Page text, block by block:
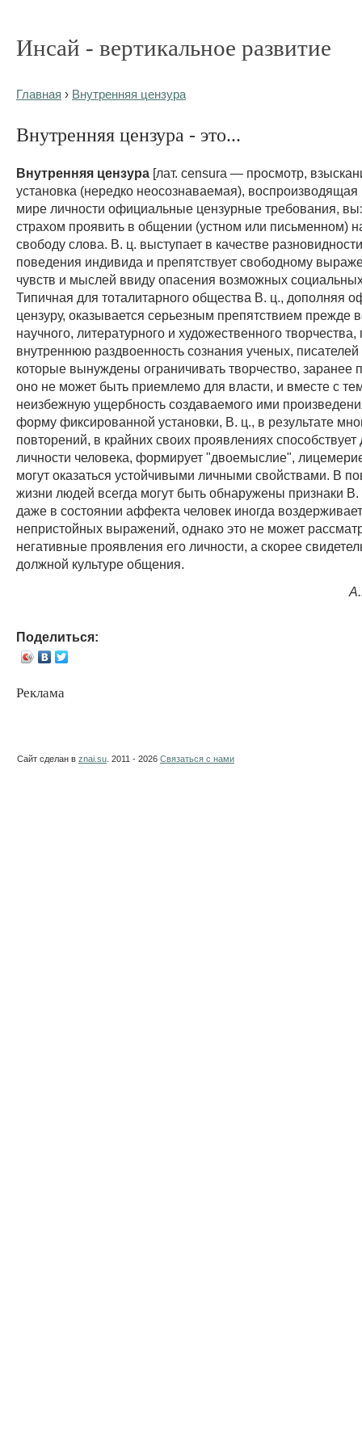
Инсай - вертикальное развитие
Главная › Внутренняя цензура
Внутренняя цензура - это...
Внутренняя цензура [лат. censura — просмотр,
установка (нередко неосознаваемая),
мире личности официальные цензурные требования,
страхом проявить в общении (устном или письменном)
свободу слова. В. ц. выступает в качестве
поведения индивида и препятствует свободному
чувств и мыслей ввиду опасения возможных
Типичная для тоталитарного общества В. ц., дополняя
цензуру, оказывается серьезным препятствием прежде
научного, литературного и художественного
внутреннюю раздвоенность сознания ученых,
которые вынуждены ограничивать творчество, заранее
оно не может быть приемлемо для власти, и вместе с
неизбежную ущербность создаваемого ими
форму фиксированной установки, В. ц., в результате
повторений, в крайних своих проявлениях способствует
личности человека, формирует "двоемыслие",
могут оказаться устойчивыми личными свойствами. В
жизни людей всегда могут быть обнаружены признаки В.
даже в состоянии аффекта человек иногда
непристойных выражений, однако это не может
негативные проявления его личности, а скорее
должной культуре общения.
Поделиться:
Реклама
Сайт сделан в znai.su . 2011 - 2026 Связаться с нами